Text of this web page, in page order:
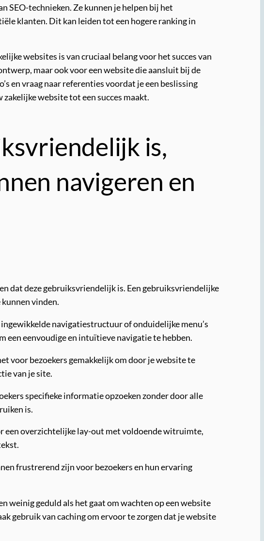
SEO-technieken. Ze kunnen je helpen bij het
klanten. Dit kan leiden tot een hogere ranking in
websites is van cruciaal belang voor het succes van
maar ook voor een website die aansluit bij de
en vraag naar referenties voordat je een beslissing
website tot een succes maakt.
is,
navigeren en
dat deze gebruiksvriendelijk is. Een gebruiksvriendelijke
vinden.
navigatiestructuur of onduidelijke menu’s
een eenvoudige en intuïtieve navigatie te hebben.
voor bezoekers gemakkelijk om door je website te
van je site.
specifieke informatie opzoeken zonder door alle
is.
een overzichtelijke lay-out met voldoende witruimte,
frustrerend zijn voor bezoekers en hun ervaring
weinig geduld als het gaat om wachten op een website
gebruik van caching om ervoor te zorgen dat je website